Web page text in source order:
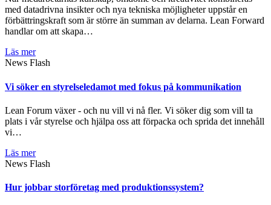
med datadrivna insikter och nya tekniska möjligheter uppstår en
förbättringskraft som är större än summan av delarna. Lean Forward
handlar om att skapa…
Läs mer
News Flash
Vi söker en styrelseledamot med fokus på kommunikation
Lean Forum växer - och nu vill vi nå fler. Vi söker dig som vill ta
plats i vår styrelse och hjälpa oss att förpacka och sprida det innehåll
vi…
Läs mer
News Flash
Hur jobbar storföretag med produktionssystem?